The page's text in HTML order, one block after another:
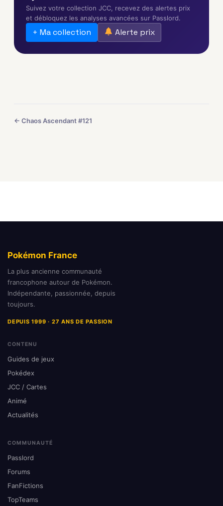
Suivez votre collection JCC, recevez des alertes prix
et débloquez les analyses avancées sur Passlord.
+ Ma collection Alerte prix
← Chaos Ascendant #121
Pokémon France
La plus ancienne communauté
francophone autour de Pokémon.
Indépendante, passionnée, depuis
toujours.
DEPUIS 1999 · 27 ANS DE PASSION
CONTENU
Guides de jeux
Pokédex
JCC / Cartes
Animé
Actualités
COMMUNAUTÉ
Passlord
Forums
FanFictions
TopTeams